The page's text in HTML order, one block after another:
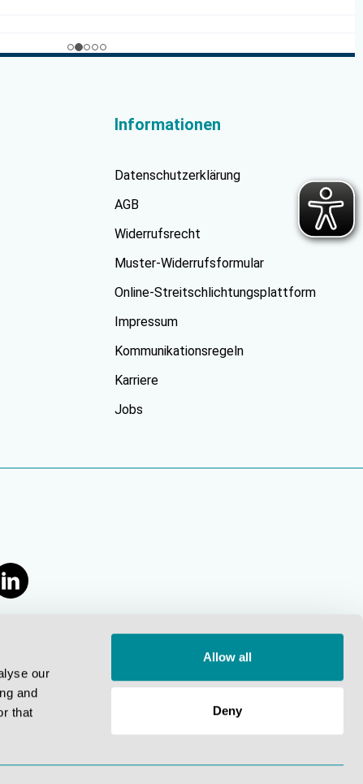
our
and
that
Allow all
Deny
Informationen
Datenschutzerklärung
AGB
Widerrufsrecht
Muster-Widerrufsformular
Online-Streitschlichtungsplattform
Impressum
Kommunikationsregeln
Karriere
Jobs